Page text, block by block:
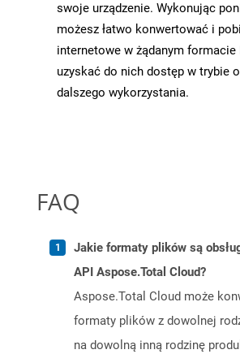
swoje urządzenie. Wykonując
możesz łatwo konwertować i
internetowe w żądanym formacie
uzyskać do nich dostęp w trybie
dalszego wykorzystania.
FAQ
Jakie formaty plików są
API Aspose.Total Cloud?
Aspose.Total Cloud może
formaty plików z dowolnej
na dowolną inną rodzinę